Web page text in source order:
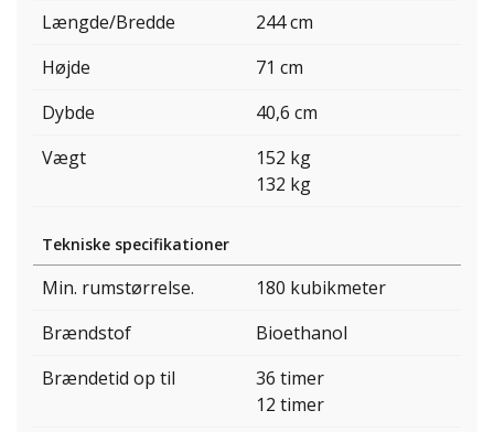
Længde/Bredde
244 cm
Højde
71 cm
Dybde
40,6 cm
Vægt
152 kg
132 kg
Tekniske specifikationer
Min. rumstørrelse.
180 kubikmeter
Brændstof
Bioethanol
Brændetid op til
36 timer
12 timer